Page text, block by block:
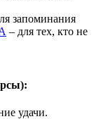
запоминания
– для тех, кто не
удачи.